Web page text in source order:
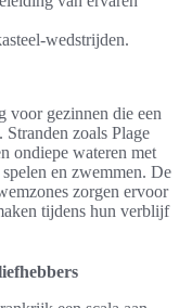
wedstrijden.
voor gezinnen die een
zoals Plage
ondiepe wateren met
en zwemmen. De
zorgen ervoor
tijdens hun verblijf